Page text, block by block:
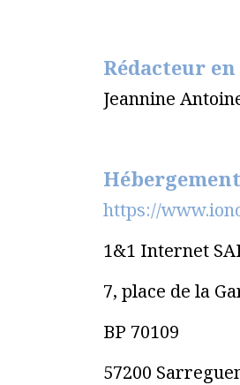
Rédacteur
Jeannine
Hébergement
https://
1&1 Internet
7, place de la
BP 70109
57200